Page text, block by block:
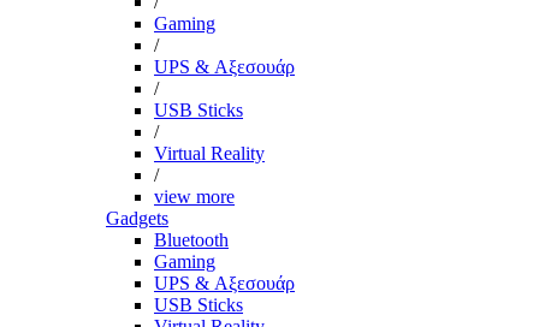
Gaming
/
UPS & Αξεσουάρ
/
USB Sticks
/
Virtual Reality
/
view more
Gadgets
Bluetooth
Gaming
UPS & Αξεσουάρ
USB Sticks